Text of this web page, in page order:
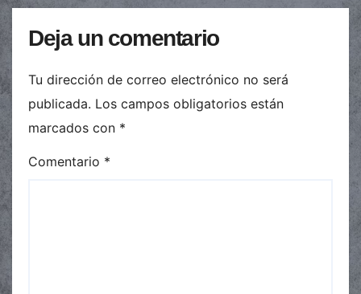
Deja un comentario
Tu dirección de correo electrónico no será
publicada. Los campos obligatorios están
marcados con *
Comentario *